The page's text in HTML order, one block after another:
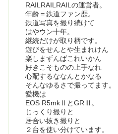
RAILRAILRAILの運営者。
年齢＝鉄道ファン歴。
鉄道写真を撮り続けて
はやウン十年。
継続だけが取り柄です。
遊びをせんとや生まれけん
楽しまずんばこれいかん
好きこそものの上手なれ
心配するななんとかなる
そんなゆるさで撮ってます。
愛機は
EOS R5mkⅡとGRⅢ。
じっくり撮りと
居合い抜き撮りと
２台を使い分けています。